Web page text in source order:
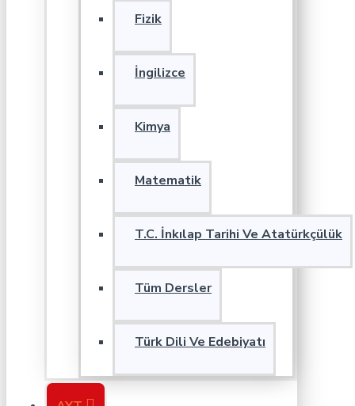
Fizik
İngilizce
Kimya
Matematik
T.C. İnkılap Tarihi Ve Atatürkçülük
Tüm Dersler
Türk Dili Ve Edebiyatı